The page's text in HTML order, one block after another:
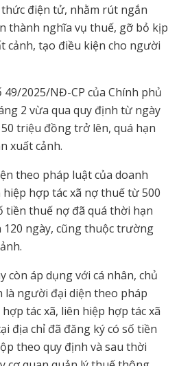
điện tử, nhằm rút ngắn
thành nghĩa vụ thuế, gỡ bỏ kịp
cảnh, tạo điều kiện cho người
2025/NĐ-CP của Chính phủ
2 vừa qua quy định từ ngày
triệu đồng trở lên, quá hạn
xuất cảnh.
theo pháp luật của doanh
hợp tác xã nợ thuế từ 500
tiền thuế nợ đã quá thời hạn
ngày, cũng thuộc trường
còn áp dụng với cá nhân, chủ
là người đại diện theo pháp
tác xã, liên hiệp hợp tác xã
địa chỉ đã đăng ký có số tiền
theo quy định và sau thời